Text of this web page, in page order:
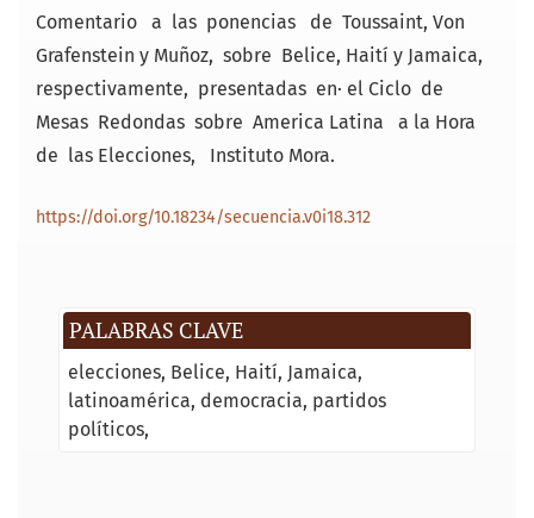
PALABRAS CLAVE
elecciones Belice Haití Jamaica
latinoamérica democracia partidos
políticos
Comentario a las ponencias de Toussaint, Von
Grafenstein y Muñoz, sobre Belice, Haití y Jamaica,
respectivamente, presentadas en· el Ciclo de
Mesas Redondas sobre America Latina a la Hora
de las Elecciones, Instituto Mora.
https://doi.org/10.18234/secuencia.v0i18.312